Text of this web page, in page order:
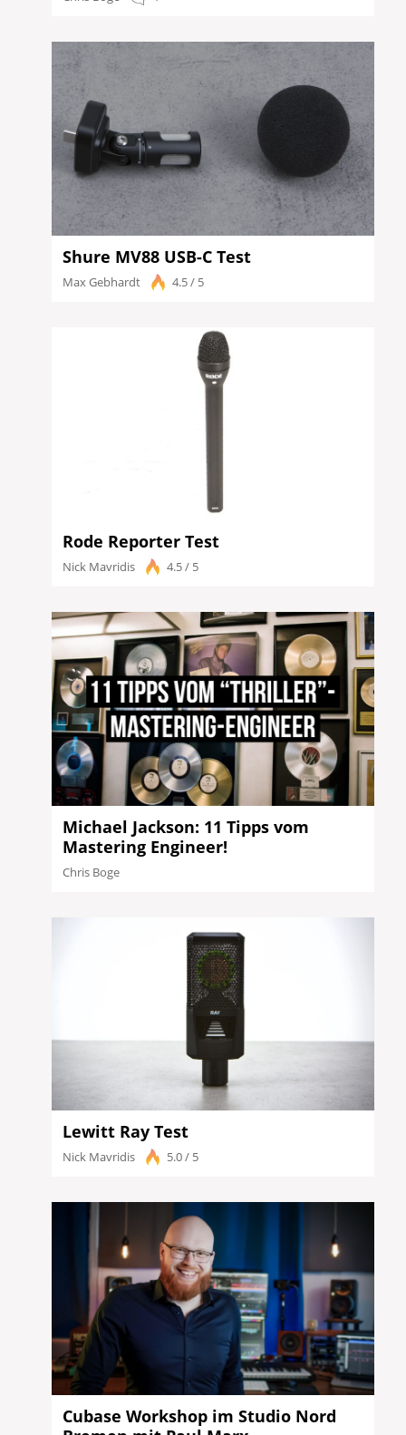
Shure MV88 USB-C Test
Max Gebhardt 4.5 / 5
Rode Reporter Test
Nick Mavridis 4.5 / 5
Michael Jackson: 11 Tipps vom
Mastering Engineer!
Chris Boge
Lewitt Ray Test
Nick Mavridis 5.0 / 5
Cubase Workshop im Studio Nord